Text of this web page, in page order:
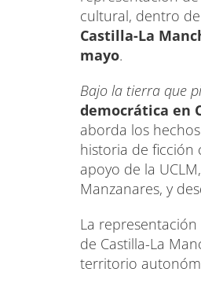
cultural, dentro
Castilla-La
mayo.
Bajo la tierra que
democrática en
aborda los
historia de ficción
apoyo de la
Manzanares, y
La
de Castilla-La
territorio